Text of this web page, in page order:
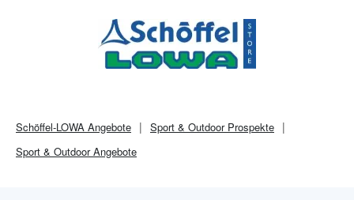
Schöffel-LOWA Angebote Sport & OutdoorProspekte
Sport & OutdoorAngebote